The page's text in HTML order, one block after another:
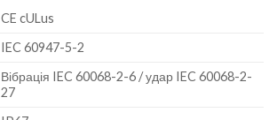
CE cULus
IEC 60947-5-2
Вібрація IEC 60068-2-6 / удар IEC 60068-2-
27